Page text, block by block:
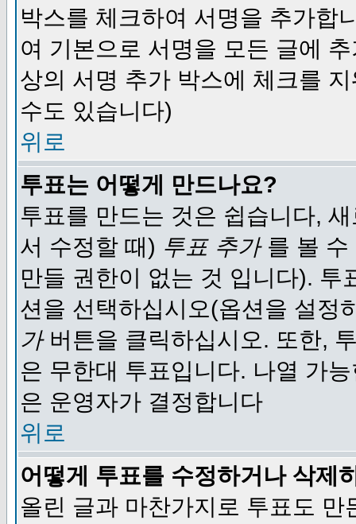
박스를 체크하여 서명을 추가합
여 기본으로 서명을 모든 글에
상의 서명 추가 박스에 체크를
수도 있습니다)
위로
투표는 어떻게 만드나요?
투표를 만드는 것은 쉽습니다,
서 수정할 때) 투표 추가를 볼 수
만들 권한이 없는 것 입니다).
션을 선택하십시오(옵션을 설정
가버튼을 클릭하십시오. 또한,
은 무한대 투표입니다. 나열 가
은 운영자가 결정합니다
위로
어떻게 투표를 수정하거나 삭제
올린 글과 마찬가지로 투표도